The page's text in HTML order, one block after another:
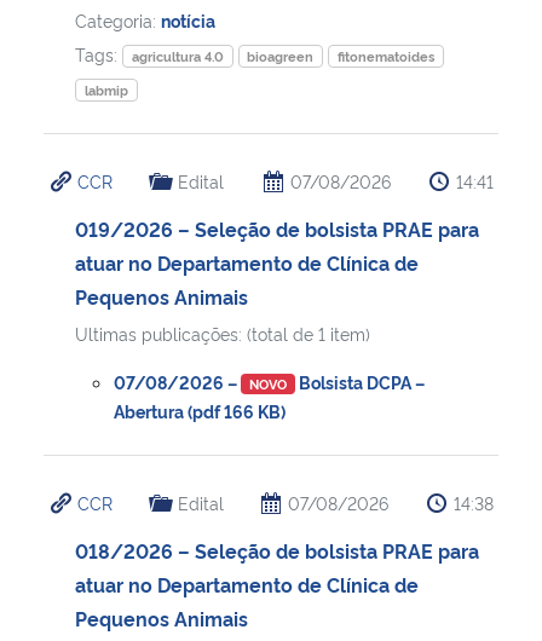
Ministério do Meio Ambiente
Ministério do Turismo
Controladoria-Geral da União
Ministério da Mulher, da Família e dos Direitos Humanos
Secretaria de Governo
Advocacia-Geral da União
Banco Central do Brasil
Categoria: notícia
Tags:
agricultura 4.0 bioagreen
fitonematoides
labmip
CCR Edital 07/08/2026 14:41
019/2026 – Seleção de bolsista PRAE para
atuar no Departamento de Clínica de
Pequenos Animais
Ultimas publicações: (total de 1 item)
07/08/2026 – NOVO Bolsista DCPA –
Abertura (pdf 166 KB)
CCR Edital 07/08/2026 14:38
018/2026 – Seleção de bolsista PRAE para
atuar no Departamento de Clínica de
Pequenos Animais